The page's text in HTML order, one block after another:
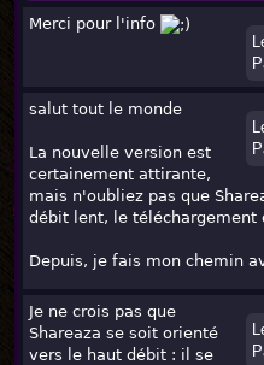
Merci pour l'info
salut tout le monde
La nouvelle version est
certainement attirante,
mais n'oubliez pas que
débit lent, le téléchargement
Depuis, je fais mon chemin
Je ne crois pas que
Shareaza se soit orienté
vers le haut débit : il se